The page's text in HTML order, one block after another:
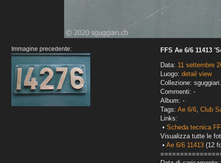
Immagine precedente:
FFS Ae 6/6 11413
Data: 11 settembre
Luogo: detail view
Collezione:
Commenti: -
Album: -
Tags: Ae 6/6, Club
Links:
• Scheda tecnica
Visualizza tutte le
• Ae 6/6 11413 (12